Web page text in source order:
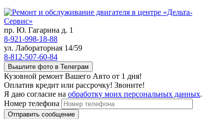
пр. Ю. Гагарина д. 1
8-921-998-18-88
ул. Лабораторная 14/59
8-812-507-60-84
Вышлите фото в Телеграм
Кузовной ремонт Вашего Авто от 1 дня!
Оплатив кредит или рассрочку! Звоните!
Я даю согласие на обработку моих персональных данных.
Номер телефона